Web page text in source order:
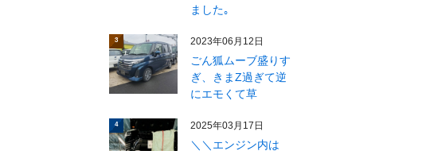
ました｡
3 2023年06月12日
ごん狐ムーブ盛りす
ぎ、きまZ過ぎて逆
にエモくて草
4 2025年03月17日
＼＼エンジン内は